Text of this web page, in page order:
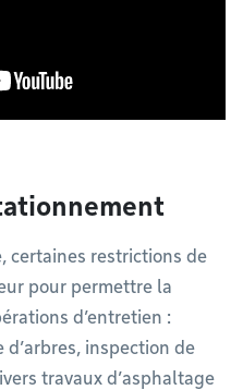
certaines restrictions de
pour permettre la
d’entretien :
inspection de
travaux d’asphaltage